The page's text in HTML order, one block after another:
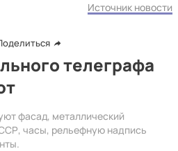
Источник новости
телеграфа
фасад, металлический
часы, рельефную надпись